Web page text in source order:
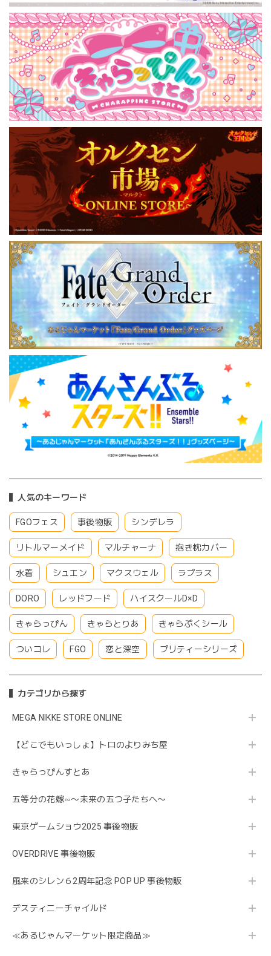
人気のキーワード
FGOフェス 事後物販 シンデレラ
リトルマーメイド マルチャーナ 抱き枕カバー
水着 シュエン マクスウェル ラプラス
DORO レッドフード ハイスクールD×D
きゃらっぴん きゃらとりあ きゃらぷくシール
ついコレ FGO 恋と深空 プリティーシリーズ
カテゴリから探す
MEGA NIKKE STORE ONLINE
【どこでもいっしょ】トロのよりみち屋
きゃらっぴんすとあ
五等分の花嫁∽〜未来の五つ子たちへ〜
東京ゲームショウ2025 事後物販
OVERDRIVE 事後物販
風来のシレン６2周年記念 POP UP 事後物販
デスティニーチャイルド
≪あるじゃんマーケット限定商品≫